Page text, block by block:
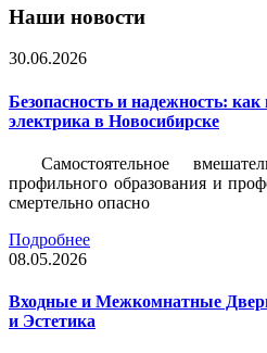
Наши новости
30.06.2026
Безопасность и надежность:
электрика в Новосибирске
Самостоятельное
профильного образования и
смертельно опасно
Подробнее
08.05.2026
Входные и Межкомнатные
и Эстетика